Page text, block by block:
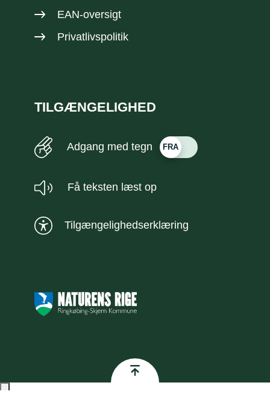
EAN-oversigt
Privatlivspolitik
TILGÆNGELIGHED
Adgang med tegn
Få teksten læst op
Tilgængelighedserklæring